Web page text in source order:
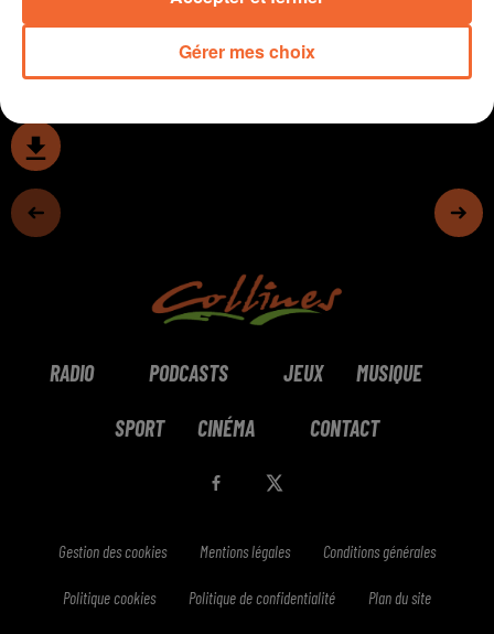
RADIO PODCASTS JEUX MUSIQUE
SPORT CINÉMA CONTACT
Gestion des cookies Mentions légales Conditions générales
Politique cookies Politique de confidentialité Plan du site
Gérer mes choix